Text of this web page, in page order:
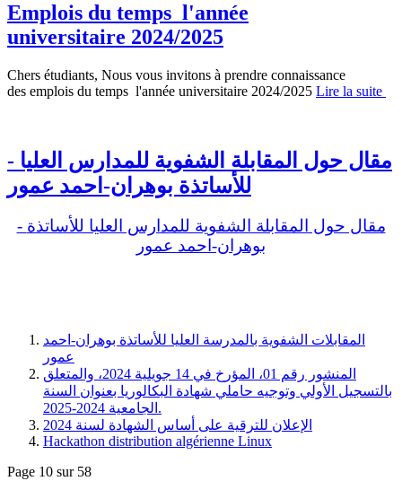
Emplois du temps l'année
universitaire 2024/2025
Chers étudiants, Nous vous invitons à prendre connaissance
des emplois du temps l'année universitaire 2024/2025 Lire la suite
- مقال حول المقابلة الشفوية للمدارس العليا
للأساتذة بوهران-احمد عمور
- مقال حول المقابلة الشفوية للمدارس العليا للأساتذة
بوهران-احمد عمور
المقابلات الشفوية بالمدرسة العليا للأساتذة بوهران-احمد
عمور
المنشور رقم 01، المؤرخ في 14 جويلية 2024، والمتعلق
بالتسجيل الأولي وتوجيه حاملي شهادة البكالوريا بعنوان السنة
الجامعية 2024-2025.
الإعلان للترقية على أساس الشهادة لسنة 2024
Hackathon distribution algérienne Linux
Page 10 sur 58